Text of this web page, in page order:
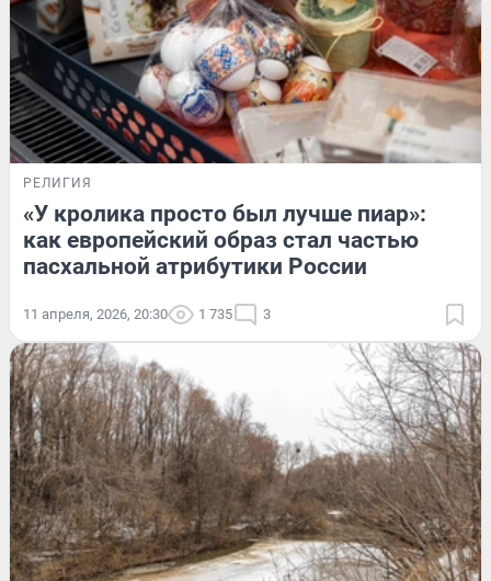
РЕЛИГИЯ
«У кролика просто был лучше пиар»:
как европейский образ стал частью
пасхальной атрибутики России
11 апреля, 2026, 20:30 1 735 3